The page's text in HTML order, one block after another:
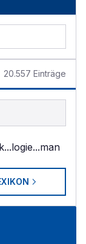
20.557 Einträge
...logie...man